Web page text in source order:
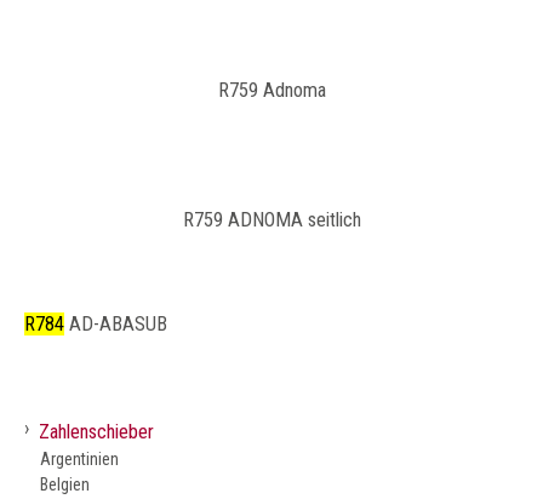
R759 Adnoma
R759 ADNOMA seitlich
R784 AD-ABASUB
› Zahlenschieber
Argentinien
Belgien